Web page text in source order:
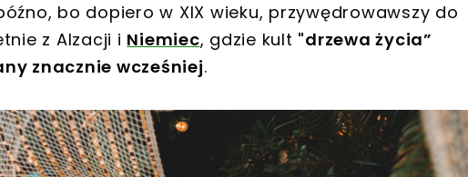
bo dopiero w XIX wieku, przywędrowawszy do
z Alzacji i Niemiec, gdzie kult "drzewa życia”
znacznie wcześniej.